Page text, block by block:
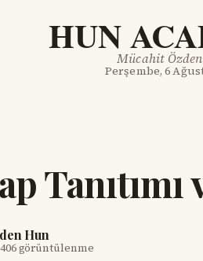
HUNMücahit
Perşembe, 6
Hun
406 görüntülenme